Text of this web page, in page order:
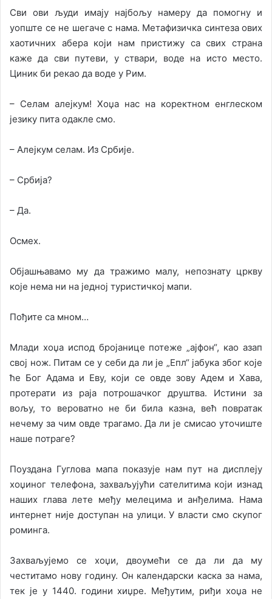
Сви ови људи имају најбољу намеру да помогну и
уопште се не шегаче с нама. Метафизичка синтеза ових
хаотичних абера који нам пристижу са свих страна
каже да сви путеви, у ствари, воде на исто место.
Циник би рекао да воде у Рим.
– Селам алејкум! Хоџа нас на коректном енглеском
језику пита одакле смо.
– Алејкум селам. Из Србије.
– Србија?
– Да.
Осмех.
Објашњавамо му да тражимо малу, непознату цркву
које нема ни на једној туристичкој мапи.
Пођите са мном…
Млади хоџа испод бројанице потеже „ајфон“, као азап
свој нож. Питам се у себи да ли је „Епл“ јабука због које
ће Бог Адама и Еву, који се овде зову Адем и Хава,
протерати из раја потрошачког друштва. Истини за
вољу, то вероватно не би била казна, већ повратак
нечему за чим овде трагамо. Да ли је смисао уточиште
наше потраге?
Поуздана Гуглова мапа показује нам пут на дисплеју
хоџиног телефона, захваљујући сателитима који изнад
наших глава лете међу мелецима и анђелима. Нама
интернет није доступан на улици. У власти смо скупог
роминга.
Захваљујемо се хоџи, двоумећи се да ли да му
честитамо нову годину. Он календарски каска за нама,
тек је у 1440. години хиџре. Међутим, риђи хоџа не